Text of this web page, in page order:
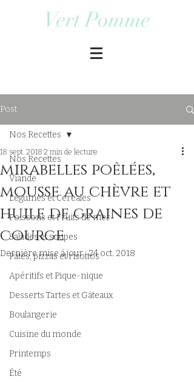
Vert Pomme
Post
Nos Recettes
Viande
Légumes et Cereales
Poissons et Fruits de mer
Salades et soupes
Pâtes, pizzas et risottos
Apéritifs et Pique-nique
Desserts Tartes et Gâteaux
Boulangerie
Cuisine du monde
Printemps
Été
Nos Recettes
mirabelles poêlées,
mousse au chèvre et
huile de graines de
courge
18 sept. 2018 2 min de lecture
Dernière mise à jour :24 oct. 2018